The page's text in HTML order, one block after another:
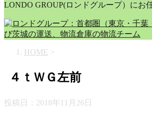
LONDO GROUP(ロンドグループ）にお
HOME >
４ｔＷＧ左前
投稿日： 2018年11月26日